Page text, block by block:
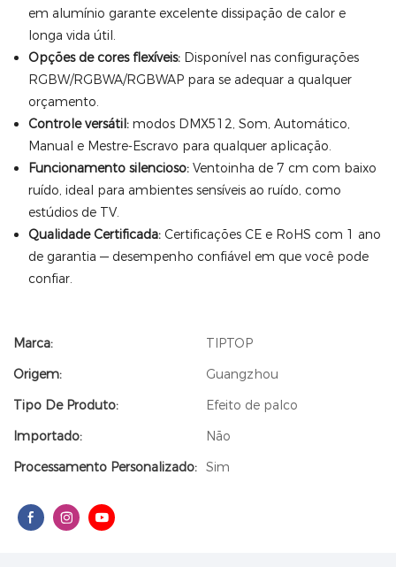
em alumínio garante excelente dissipação de calor e
longa vida útil.
Opções de cores flexíveis:Disponível nas configurações
RGBW/RGBWA/RGBWAP para se adequar a qualquer
orçamento.
Controle versátil:modos DMX512, Som, Automático,
Manual e Mestre-Escravo para qualquer aplicação.
Funcionamento silencioso:Ventoinha de 7 cm com baixo
ruído, ideal para ambientes sensíveis ao ruído, como
estúdios de TV.
Qualidade Certificada:Certificações CE e RoHS com 1 ano
de garantia — desempenho confiável em que você pode
confiar.
Marca:
TIPTOP
Origem:
Guangzhou
Tipo De Produto:
Efeito de palco
Importado:
Não
Processamento Personalizado: Sim